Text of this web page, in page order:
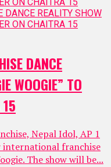
DANCE
WOOGIE” TO
Nepal Idol, AP 1
franchise
The show will be...